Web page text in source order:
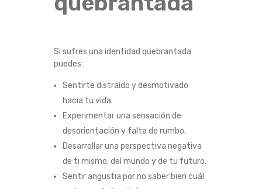
Si sufres una identidad quebrantada
puedes:
Sentirte distraído y desmotivado
hacia tu vida.
Experimentar una sensación de
desorientación y falta de rumbo.
Desarrollar una perspectiva negativa
de ti mismo, del mundo y de tu futuro.
Sentir angustia por no saber bien cuál